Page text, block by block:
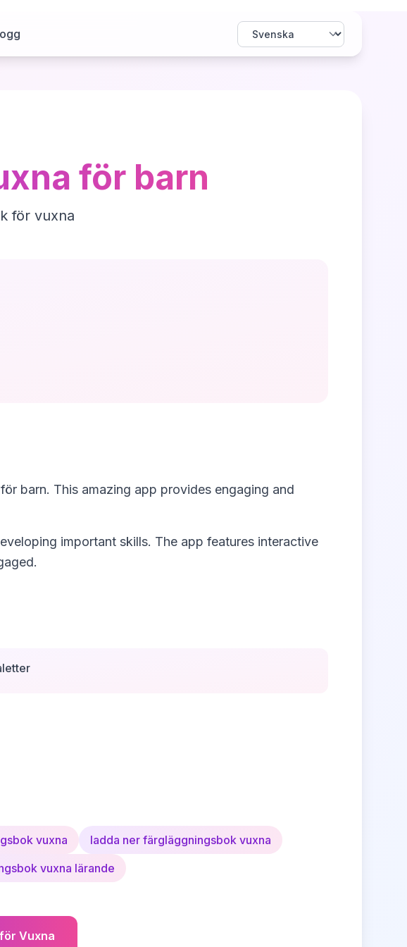
för barn
för vuxna
barn. This amazing app provides engaging and
important skills. The app features interactive
vuxna
ladda ner färgläggningsbok vuxna
vuxna lärande
Vuxna